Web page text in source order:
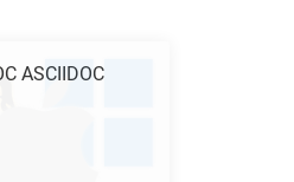
ASCIIDOC